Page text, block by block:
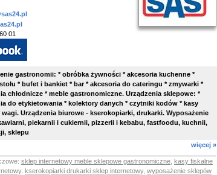
01
gastronomii: * obróbka żywności * akcesoria kuchenne *
* bufet i bankiet * bar * akcesoria do cateringu * zmywarki *
chłodnicze * meble gastronomiczne. Urządzenia sklepowe: *
do etykietowania * kolektory danych * czytniki kodów * kasy
wagi. Urządzenia biurowe - kserokopiarki, drukarki. Wyposażenie
piekarnii i cukiernii, pizzerii i kebabu, fastfoodu, kuchnii,
sklepu
więcej »
sklep internetowy meble sklepowe gastronomiczne kasy fiskalne
, kserokopiarki drukarki sklep internetowy, wyposażenie sklepów